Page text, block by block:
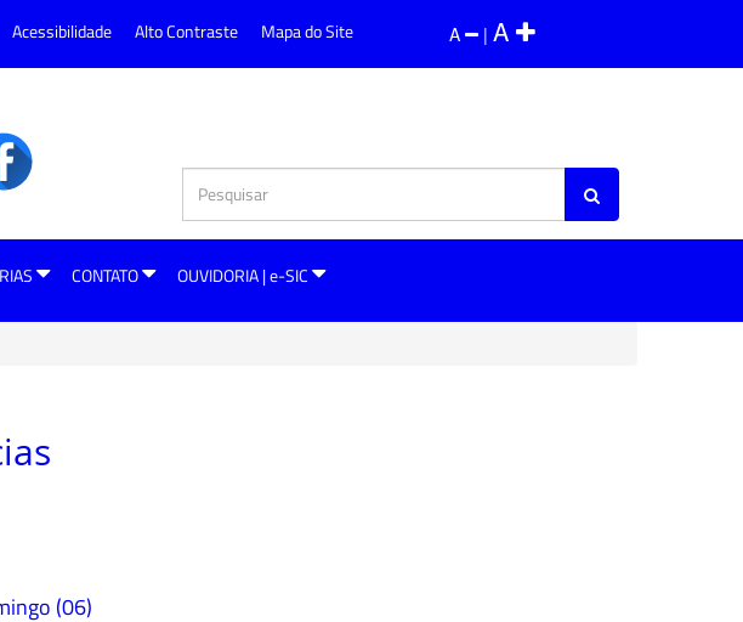
A | A
Acessibilidade Alto Contraste Mapa do Site
CONTATO OUVIDORIA | e-SIC
(06)